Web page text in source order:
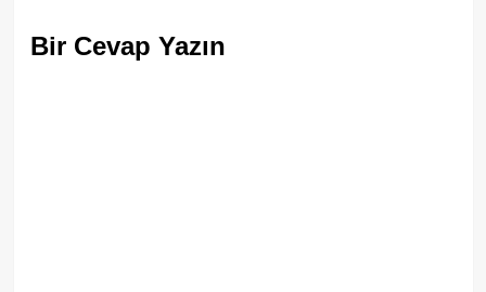
Bir Cevap Yazın